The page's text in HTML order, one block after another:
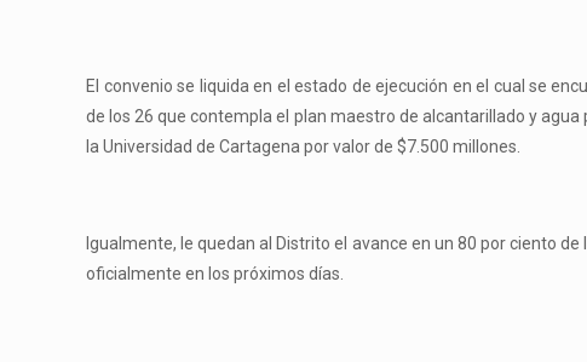
El convenio se liquida en el estado de ejecución en el cual se
de los 26 que contempla el plan maestro de alcantarillado y
la Universidad de Cartagena por valor de $7.500 millones.
Igualmente, le quedan al Distrito el avance en un 80 por ciento
oficialmente en los próximos días.